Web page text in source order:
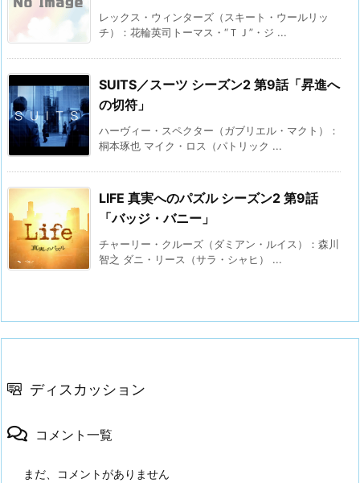
レックス・ウィンターズ（スキート・ウールリッ
チ）：花輪英司トーマス・“ＴＪ”・ジ ...
SUITS／スーツ シーズン2 第9話「昇進へ
の切符」
ハーヴィー・スペクター（ガブリエル・マクト）：
桐本琢也 マイク・ロス（パトリック ...
LIFE 真実へのパズル シーズン2 第9話
「バッジ・バニー」
チャーリー・クルーズ（ダミアン・ルイス）：森川
智之 ダニ・リース（サラ・シャヒ） ...
ディスカッション
コメント一覧
まだ、コメントがありません